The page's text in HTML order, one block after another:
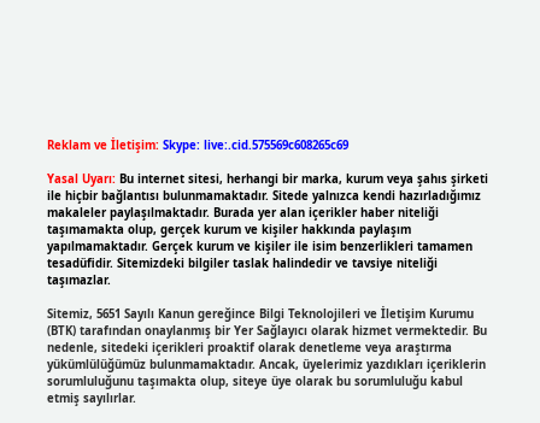
Reklam ve İletişim: Skype: live:.cid.575569c608265c69
Yasal Uyarı: Bu internet sitesi, herhangi bir marka, kurum veya şahıs şirketi
ile hiçbir bağlantısı bulunmamaktadır. Sitede yalnızca kendi hazırladığımız
makaleler paylaşılmaktadır. Burada yer alan içerikler haber niteliği
taşımamakta olup, gerçek kurum ve kişiler hakkında paylaşım
yapılmamaktadır. Gerçek kurum ve kişiler ile isim benzerlikleri tamamen
tesadüfidir. Sitemizdeki bilgiler taslak halindedir ve tavsiye niteliği
taşımazlar.
Sitemiz, 5651 Sayılı Kanun gereğince Bilgi Teknolojileri ve İletişim Kurumu
(BTK) tarafından onaylanmış bir Yer Sağlayıcı olarak hizmet vermektedir. Bu
nedenle, sitedeki içerikleri proaktif olarak denetleme veya araştırma
yükümlülüğümüz bulunmamaktadır. Ancak, üyelerimiz yazdıkları içeriklerin
sorumluluğunu taşımakta olup, siteye üye olarak bu sorumluluğu kabul
etmiş sayılırlar.